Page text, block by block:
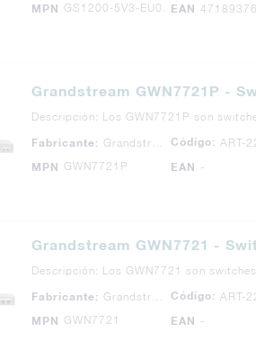
MPN
GS1200-5V3-EU0101FEAN
Grandstream GWN7721P -
Descripción: Los GWN7721P son
Fabricante:
Código: ART-
MPN GWN7721P EAN -
Grandstream GWN7721 -
Descripción: Los GWN7721 son
Fabricante:
Código: ART-
MPN GWN7721 EAN -